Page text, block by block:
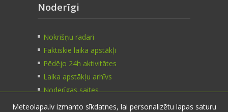
Noderīgi
Nokrišņu radari
Faktiskie laika apstākļi
Pēdējo 24h aktivitātes
Laika apstākļu arhīvs
Noderīgas saites
Meteolapa.lv izmanto sīkdatnes, lai personalizētu lapas saturu